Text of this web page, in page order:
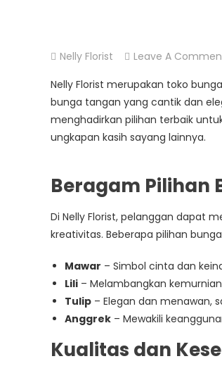
Nelly Florist Leave A
Nelly Florist merupakan toko
bunga tangan yang cantik dan
menghadirkan pilihan terbaik
ungkapan kasih sayang lainnya.
Beragam Pilihan
Di Nelly Florist, pelanggan dapat
kreativitas. Beberapa pilihan
Mawar – Simbol cinta dan
Lili – Melambangkan
Tulip – Elegan dan menawan,
Anggrek – Mewakili
Kualitas dan